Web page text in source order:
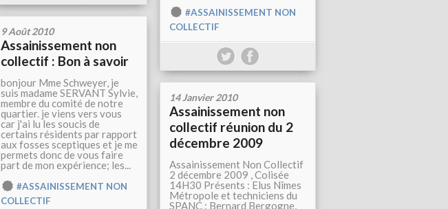
#ASSAINISSEMENT NON
COLLECTIF
9 Août 2010
Assainissement non
collectif : Bon à savoir
bonjour Mme Schweyer, je
suis madame SERVANT Sylvie,
membre du comité de notre
quartier. je viens vers vous
car j'ai lu les soucis de
certains résidents par rapport
aux fosses sceptiques et je me
permets donc de vous faire
part de mon expérience; les...
#ASSAINISSEMENT NON
COLLECTIF
14 Janvier 2010
Assainissement non
collectif réunion du 2
décembre 2009
Assainissement Non Collectif
2 décembre 2009 , Colisée
14H30 Présents : Elus Nîmes
Métropole et techniciens du
SPANC : Bernard Bergogne,